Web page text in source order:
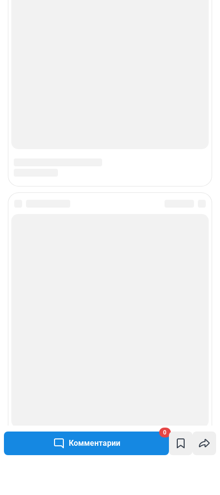
Комментарии
0